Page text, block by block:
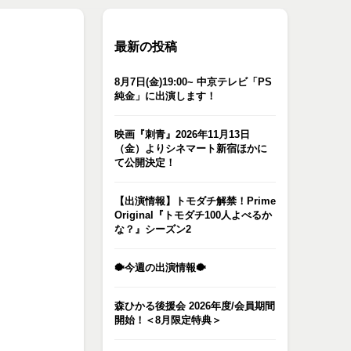
最新の投稿
8月7日(金)19:00~ 中京テレビ「PS
純金」に出演します！
映画『刺青』2026年11月13日
（金）よりシネマート新宿ほかに
て公開決定！
【出演情報】トモダチ解禁！Prime
Original『トモダチ100人よべるか
な？』シーズン2
🐡今週の出演情報🐡
森ひかる後援会 2026年度/会員期間
開始！＜8月限定特典＞